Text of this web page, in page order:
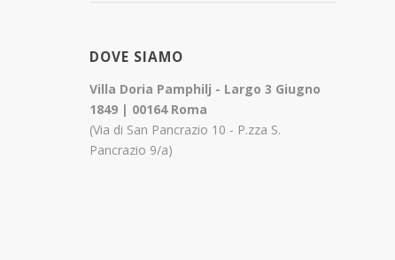
DOVE SIAMO
Villa Doria Pamphilj - Largo 3 Giugno
1849 | 00164 Roma
(Via di San Pancrazio 10 - P.zza S.
Pancrazio 9/a)